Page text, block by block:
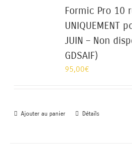
Formic Pro 10
UNIQUEMENT
JUIN – Non
GDSAIF)
95,00€
Ajouter au panier Détails